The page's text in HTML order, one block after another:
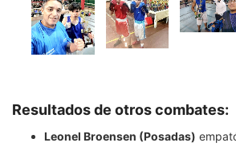
Resultados de otros combates:
Leonel Broensen (Posadas)